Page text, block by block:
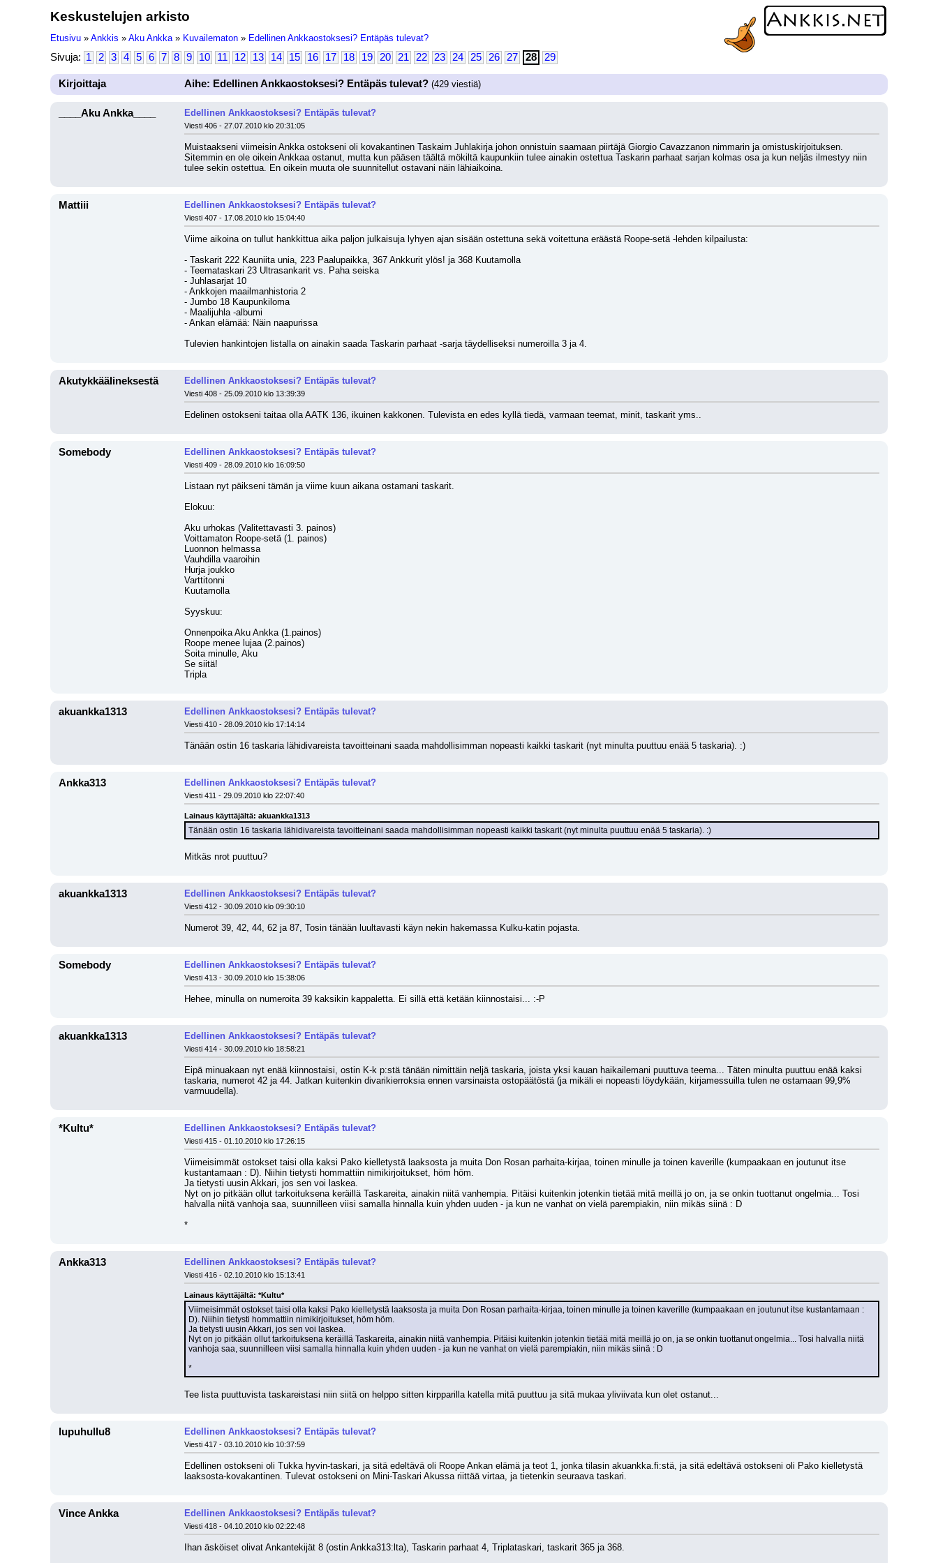
Keskustelujen arkisto
Etusivu » Ankkis » Aku Ankka » Kuvailematon » Edellinen Ankkaostoksesi? Entäpäs tulevat?
Sivuja: 1 2 3 4 5 6 7 8 9 10 11 12 13 14 15 16 17 18 19 20 21 22 23 24 25 26 27 28 29
Kirjoittaja Aihe: Edellinen Ankkaostoksesi? Entäpäs tulevat? (429 viestiä)
____Aku Ankka____ Edellinen Ankkaostoksesi? Entäpäs tulevat?
Viesti 406 - 27.07.2010 klo 20:31:05
Muistaakseni viimeisin Ankka ostokseni oli kovakantinen Taskairn Juhlakirja johon onnistuin saamaan piirtäjä Giorgio Cavazzanon nimmarin ja omistuskirjoituksen.
Sitemmin en ole oikein Ankkaa ostanut, mutta kun pääsen täältä mökiltä kaupunkiin tulee ainakin ostettua Taskarin parhaat sarjan kolmas osa ja kun neljäs ilmestyy niin
tulee sekin ostettua. En oikein muuta ole suunnitellut ostavani näin lähiaikoina.
Mattiii Edellinen Ankkaostoksesi? Entäpäs tulevat?
Viesti 407 - 17.08.2010 klo 15:04:40
Viime aikoina on tullut hankkittua aika paljon julkaisuja lyhyen ajan sisään ostettuna sekä voitettuna eräästä Roope-setä -lehden kilpailusta:
- Taskarit 222 Kauniita unia, 223 Paalupaikka, 367 Ankkurit ylös! ja 368 Kuutamolla
- Teemataskari 23 Ultrasankarit vs. Paha seiska
- Juhlasarjat 10
- Ankkojen maailmanhistoria 2
- Jumbo 18 Kaupunkiloma
- Maalijuhla -albumi
- Ankan elämää: Näin naapurissa
Tulevien hankintojen listalla on ainakin saada Taskarin parhaat -sarja täydelliseksi numeroilla 3 ja 4.
AkutykkääIineksestä Edellinen Ankkaostoksesi? Entäpäs tulevat?
Viesti 408 - 25.09.2010 klo 13:39:39
Edelinen ostokseni taitaa olla AATK 136, ikuinen kakkonen. Tulevista en edes kyllä tiedä, varmaan teemat, minit, taskarit yms..
Somebody Edellinen Ankkaostoksesi? Entäpäs tulevat?
Viesti 409 - 28.09.2010 klo 16:09:50
Listaan nyt päikseni tämän ja viime kuun aikana ostamani taskarit.
Elokuu:
Aku urhokas (Valitettavasti 3. painos)
Voittamaton Roope-setä (1. painos)
Luonnon helmassa
Vauhdilla vaaroihin
Hurja joukko
Varttitonni
Kuutamolla
Syyskuu:
Onnenpoika Aku Ankka (1.painos)
Roope menee lujaa (2.painos)
Soita minulle, Aku
Se siitä!
Tripla
akuankka1313 Edellinen Ankkaostoksesi? Entäpäs tulevat?
Viesti 410 - 28.09.2010 klo 17:14:14
Tänään ostin 16 taskaria lähidivareista tavoitteinani saada mahdollisimman nopeasti kaikki taskarit (nyt minulta puuttuu enää 5 taskaria). :)
Ankka313 Edellinen Ankkaostoksesi? Entäpäs tulevat?
Viesti 411 - 29.09.2010 klo 22:07:40
Lainaus käyttäjältä: akuankka1313
Tänään ostin 16 taskaria lähidivareista tavoitteinani saada mahdollisimman nopeasti kaikki taskarit (nyt minulta puuttuu enää 5 taskaria). :)
Mitkäs nrot puuttuu?
akuankka1313 Edellinen Ankkaostoksesi? Entäpäs tulevat?
Viesti 412 - 30.09.2010 klo 09:30:10
Numerot 39, 42, 44, 62 ja 87, Tosin tänään luultavasti käyn nekin hakemassa Kulku-katin pojasta.
Somebody Edellinen Ankkaostoksesi? Entäpäs tulevat?
Viesti 413 - 30.09.2010 klo 15:38:06
Hehee, minulla on numeroita 39 kaksikin kappaletta. Ei sillä että ketään kiinnostaisi... :-P
akuankka1313 Edellinen Ankkaostoksesi? Entäpäs tulevat?
Viesti 414 - 30.09.2010 klo 18:58:21
Eipä minuakaan nyt enää kiinnostaisi, ostin K-k p:stä tänään nimittäin neljä taskaria, joista yksi kauan haikailemani puuttuva teema... Täten minulta puuttuu enää kaksi
taskaria, numerot 42 ja 44. Jatkan kuitenkin divarikierroksia ennen varsinaista ostopäätöstä (ja mikäli ei nopeasti löydykään, kirjamessuilla tulen ne ostamaan 99,9%
varmuudella).
*Kultu* Edellinen Ankkaostoksesi? Entäpäs tulevat?
Viesti 415 - 01.10.2010 klo 17:26:15
Viimeisimmät ostokset taisi olla kaksi Pako kielletystä laaksosta ja muita Don Rosan parhaita-kirjaa, toinen minulle ja toinen kaverille (kumpaakaan en joutunut itse
kustantamaan : D). Niihin tietysti hommattiin nimikirjoitukset, höm höm.
Ja tietysti uusin Akkari, jos sen voi laskea.
Nyt on jo pitkään ollut tarkoituksena keräillä Taskareita, ainakin niitä vanhempia. Pitäisi kuitenkin jotenkin tietää mitä meillä jo on, ja se onkin tuottanut ongelmia... Tosi
halvalla niitä vanhoja saa, suunnilleen viisi samalla hinnalla kuin yhden uuden - ja kun ne vanhat on vielä parempiakin, niin mikäs siinä : D
*
Ankka313 Edellinen Ankkaostoksesi? Entäpäs tulevat?
Viesti 416 - 02.10.2010 klo 15:13:41
Lainaus käyttäjältä: *Kultu*
Viimeisimmät ostokset taisi olla kaksi Pako kielletystä laaksosta ja muita Don Rosan parhaita-kirjaa, toinen minulle ja toinen kaverille (kumpaakaan en joutunut itse kustantamaan :
D). Niihin tietysti hommattiin nimikirjoitukset, höm höm.
Ja tietysti uusin Akkari, jos sen voi laskea.
Nyt on jo pitkään ollut tarkoituksena keräillä Taskareita, ainakin niitä vanhempia. Pitäisi kuitenkin jotenkin tietää mitä meillä jo on, ja se onkin tuottanut ongelmia... Tosi halvalla niitä
vanhoja saa, suunnilleen viisi samalla hinnalla kuin yhden uuden - ja kun ne vanhat on vielä parempiakin, niin mikäs siinä : D
*
Tee lista puuttuvista taskareistasi niin siitä on helppo sitten kirpparilla katella mitä puuttuu ja sitä mukaa yliviivata kun olet ostanut...
lupuhullu8 Edellinen Ankkaostoksesi? Entäpäs tulevat?
Viesti 417 - 03.10.2010 klo 10:37:59
Edellinen ostokseni oli Tukka hyvin-taskari, ja sitä edeltävä oli Roope Ankan elämä ja teot 1, jonka tilasin akuankka.fi:stä, ja sitä edeltävä ostokseni oli Pako kielletystä
laaksosta-kovakantinen. Tulevat ostokseni on Mini-Taskari Akussa riittää virtaa, ja tietenkin seuraava taskari.
Vince Ankka Edellinen Ankkaostoksesi? Entäpäs tulevat?
Viesti 418 - 04.10.2010 klo 02:22:48
Ihan äsköiset olivat Ankantekijät 8 (ostin Ankka313:lta), Taskarin parhaat 4, Triplataskari, taskarit 365 ja 368.